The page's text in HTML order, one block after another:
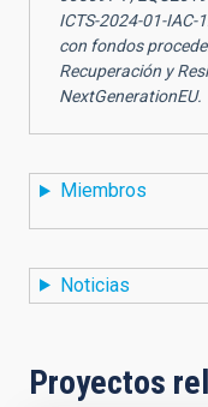
ICTS-2024-01-
con fondos
Recuperación y
NextGenerationEU.
Miembros
Noticias
Proyectos